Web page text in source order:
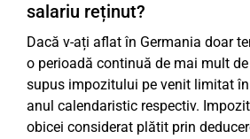
salariu reținut?
Dacă v-ați aflat în Germania doar
o perioadă continuă de mai mult
supus impozitului pe venit limitat
anul calendaristic respectiv.
obicei considerat plătit prin